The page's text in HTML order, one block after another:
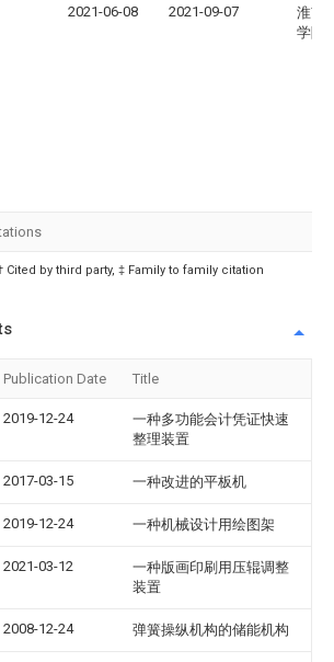
2021-06-08 2021-09-07
淮南
学院
Cited by third party, ‡ Family to family citation
Publication Date Title
2019-12-24
一种多功能会计凭证快速
整理装置
2017-03-15 一种改进的平板机
2019-12-24 一种机械设计用绘图架
2021-03-12
一种版画印刷用压辊调整
装置
2008-12-24 弹簧操纵机构的储能机构